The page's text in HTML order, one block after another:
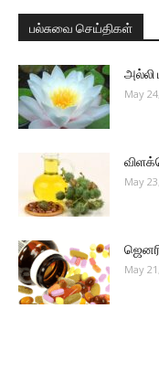
பல்சுவை செய்திகள்
அல்லி
May
May
May